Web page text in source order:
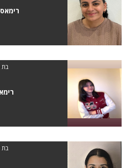
בת 15 | 1.58
בת 17 | 1.58